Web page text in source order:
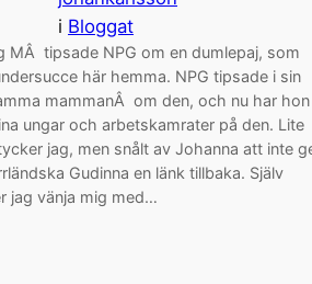
i Bloggat
MÂ tipsade NPG om en dumlepaj, som
här hemma. NPG tipsade i sin
mammanÂ om den, och nu har hon
ungar och arbetskamrater på den. Lite
jag, men snålt av Johanna att inte
Gudinna en länk tillbaka. Själv
jag vänja mig med…